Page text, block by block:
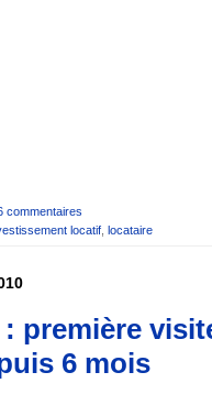
commentaires
locatif locataire
première
6 mois